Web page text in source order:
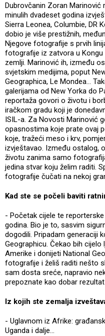
Dubrovčanin Zoran
minulih dvadeset godina
Sierra Leonea, Columbie, DR
dobio je više prestižnih,
Njegove fotografije s prvih
fotografije iz zatvora u
zemlji. Marinović ih, između
svjetskim medijima, poput
Geographica, Le Mondea...
galerijama od New Yorka do
reportaža govori o životu i
iračkom gradu koji je
ISIL-a. Za Novosti Marinović
opasnostima koje prate ovaj
koje, tražeći meso i krv,
izvještavao. Između ostalog,
životu zanima samo
jedina stvar koju želim raditi.
fotografije čučati na nekoj
Kad ste se počeli baviti
- Početak cijele te
godina. Bio je to, sasvim
dogodili. Pripadam generaciji
Geographicu. Čekao bih
Amerike i donijeti National
fotografije i želiš raditi nešto
sam dosta sreće, napravio
prepoznate kao dobar
Iz kojih ste zemalja
- Uglavnom iz Afrike:
Uganda i dalje...